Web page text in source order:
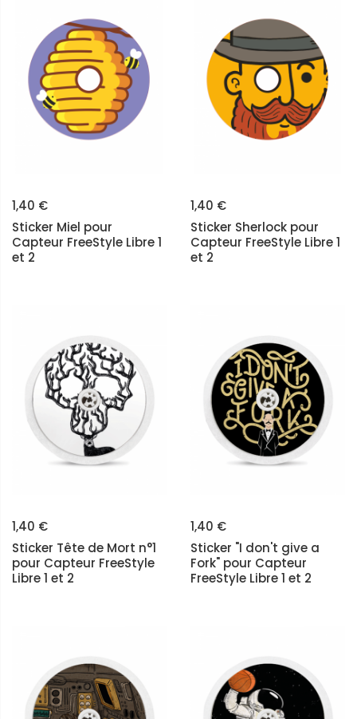
1,40 €
Sticker Miel pour
Capteur FreeStyle Libre 1
et 2
1,40 €
Sticker Sherlock pour
Capteur FreeStyle Libre 1
et 2
1,40 €
Sticker Tête de Mort n°1
pour Capteur FreeStyle
Libre 1 et 2
1,40 €
Sticker "I don't give a
Fork" pour Capteur
FreeStyle Libre 1 et 2